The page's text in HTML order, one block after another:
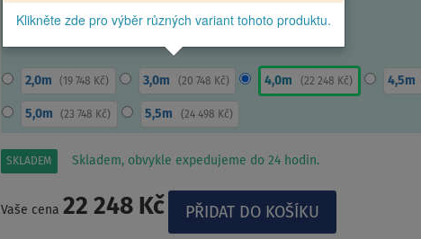
Klikněte zde pro výběr různých variant tohoto produktu.
2,0m ( 19 748 Kč) 3,0m ( 20 748 Kč) 4,0m (22 248 Kč) 4,5m
5,0m (23 748 Kč) 5,5m ( 24 498 Kč)
SKLADEM Skladem, obvykle expedujeme do 24 hodin.
Vaše cena 22 248 Kč